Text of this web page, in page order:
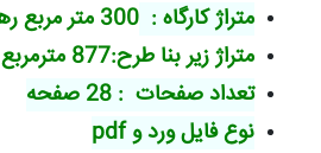
متراژ کارگاه : 300 متر مربع رهن و اجاره
متراژ زیر بنا طرح:877 مترمربع
تعداد صفحات : 28 صفحه
نوع فایل ورد وpdf